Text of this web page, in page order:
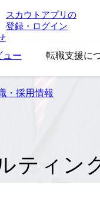
スカウトアプリの
登録・ログイン
ュー 転職支援に
・採用情報
ティン